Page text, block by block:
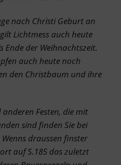
nach Christi Geburt an
Lichtmess auch heute
der Weihnachtszeit.
auch heute noch
den Christbaum und ihre
Festen, die mit
sind finden Sie bei
draussen finster
auf S.185 das zuletzt